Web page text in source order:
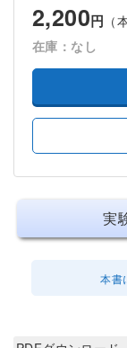
2,200円 （
在庫：なし
実
本書